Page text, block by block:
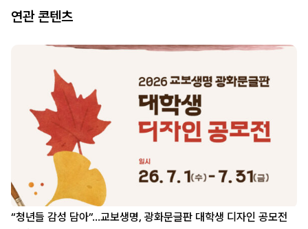
연관 콘텐츠
“청년들 감성 담아”…교보생명, 광화문글판 대학생 디자인 공모전